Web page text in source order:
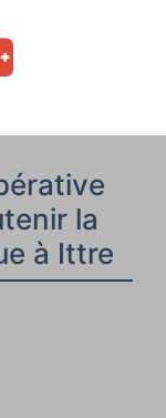
la
à Ittre